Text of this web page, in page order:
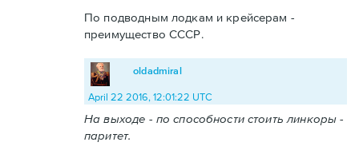
По подводным лодкам и крейсерам -
преимущество СССР.
oldadmiral
April 22 2016, 12:01:22 UTC
На выходе - по способности стоить линкоры -
паритет.